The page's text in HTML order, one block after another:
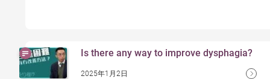
Is there any way to improve dysphagia?
2025年1月2日